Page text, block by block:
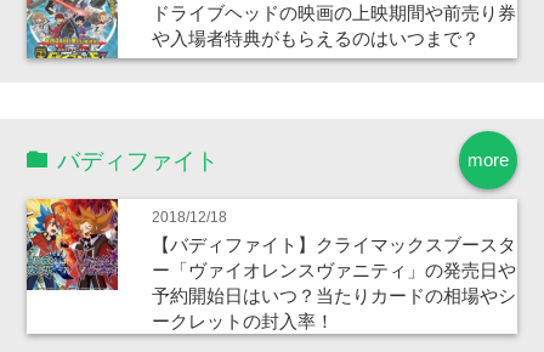
ドライブヘッドの映画の上映期間や前売り券
や入場者特典がもらえるのはいつまで？
more
バディファイト
2018/12/18
【バディファイト】クライマックスブースタ
ー「ヴァイオレンスヴァニティ」の発売日や
予約開始日はいつ？当たりカードの相場やシ
ークレットの封入率！